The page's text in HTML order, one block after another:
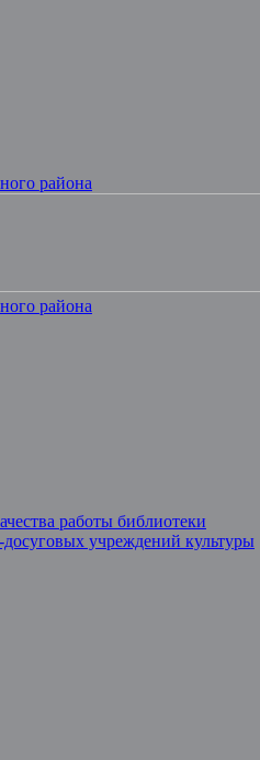
работы библиотеки
досуговых учреждений культуры